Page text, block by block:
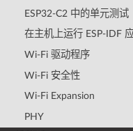
ESP32-C2 中的单元测试
在主机上运行 ESP-IDF
Wi-Fi 驱动程序
Wi-Fi 安全性
Wi-Fi Expansion
PHY